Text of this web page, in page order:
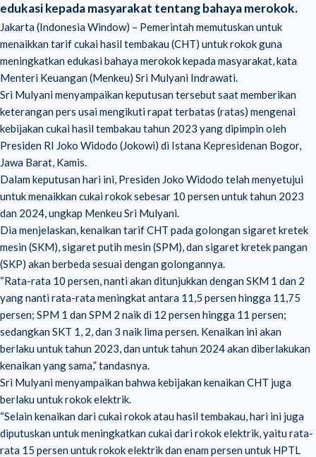
edukasikepada masyarakat tentangbahaya merokok.
Jakarta (Indonesia Window) – Pemerintah memutuskan untuk
menaikkan tarif cukai hasil tembakau (CHT) untuk rokok guna
meningkatkan edukasi bahaya merokok kepada masyarakat, kata
Menteri Keuangan (Menkeu) Sri Mulyani Indrawati.
Sri Mulyani menyampaikan keputusan tersebut saat memberikan
keterangan pers usai mengikuti rapat terbatas (ratas) mengenai
kebijakan cukai hasil tembakau tahun 2023 yang dipimpin oleh
Presiden RI Joko Widodo (Jokowi) di Istana Kepresidenan Bogor,
Jawa Barat, Kamis.
Dalam keputusan hari ini, Presiden Joko Widodo telah menyetujui
untuk menaikkan cukai rokok sebesar 10 persen untuk tahun 2023
dan 2024, ungkap Menkeu Sri Mulyani.
Dia menjelaskan, kenaikan tarif CHT pada golongan sigaret kretek
mesin (SKM), sigaret putih mesin (SPM), dan sigaret kretek pangan
(SKP) akan berbeda sesuai dengan golongannya.
“Rata-rata 10 persen, nanti akan ditunjukkan dengan SKM 1 dan 2
yang nanti rata-rata meningkat antara 11,5 persen hingga 11,75
persen; SPM 1 dan SPM 2 naik di 12 persen hingga 11 persen;
sedangkan SKT 1, 2, dan 3 naik lima persen. Kenaikan ini akan
berlaku untuk tahun 2023, dan untuk tahun 2024 akan diberlakukan
kenaikan yang sama,” tandasnya.
Sri Mulyani menyampaikan bahwa kebijakan kenaikan CHT juga
berlaku untuk rokok elektrik.
“Selain kenaikan dari cukai rokok atau hasil tembakau, hari ini juga
diputuskan untuk meningkatkan cukai dari rokok elektrik, yaitu rata-
rata 15 persen untuk rokok elektrik dan enam persen untuk HPTL